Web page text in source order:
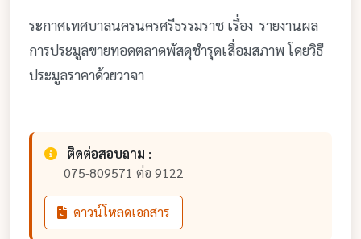
ระกาศเทศบาลนครนครศรีธรรมราช เรื่อง รายงานผล
การประมูลขายทอดตลาดพัสดุชำรุดเสื่อมสภาพ โดยวิธี
ประมูลราคาด้วยวาจา
ติดต่อสอบถาม :
075-809571 ต่อ 9122
ดาวน์โหลดเอกสาร